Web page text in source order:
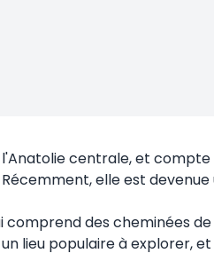
centrale, et
elle est
des cheminées
lieu populaire à explorer,